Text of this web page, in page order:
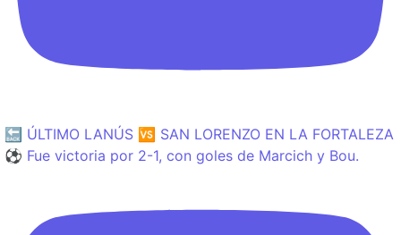
🔙 ÚLTIMO LANÚS 🆚 SAN LORENZO EN LA FORTALEZA
⚽️ Fue victoria por 2-1, con goles de Marcich y Bou.